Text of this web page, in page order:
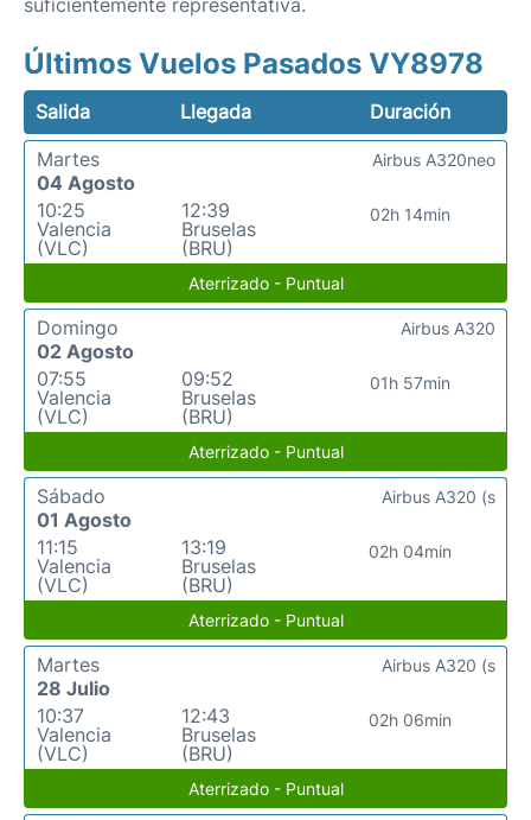
suficientemente representativa.
Últimos Vuelos Pasados VY8978
Salida Llegada
Duración
Martes
04 Agosto
10:25
Valencia
(VLC)
12:39
Bruselas
(BRU)
02h 14min
Airbus A320neo
Aterrizado - Puntual
Domingo
02 Agosto
07:55
Valencia
(VLC)
09:52
Bruselas
(BRU)
01h 57min
Airbus A320
Aterrizado - Puntual
Sábado
01 Agosto
11:15
Valencia
(VLC)
13:19
Bruselas
(BRU)
02h 04min
Airbus A320 (s
Aterrizado - Puntual
Martes
28 Julio
10:37
Valencia
(VLC)
12:43
Bruselas
(BRU)
02h 06min
Airbus A320 (s
Aterrizado - Puntual